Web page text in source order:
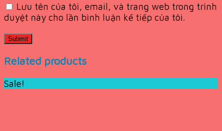
Lưu tên của tôi, email, và trang web trong trình
duyệt này cho lần bình luận kế tiếp của tôi.
Related products
Sale!